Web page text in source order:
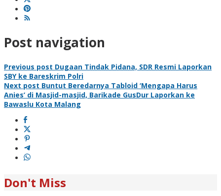
Post navigation
Previous post Dugaan Tindak Pidana, SDR Resmi Laporkan
SBY ke Bareskrim Polri
Next post Buntut Beredarnya Tabloid ‘Mengapa Harus
Anies’ di Masjid-masjid, Barikade GusDur Laporkan ke
Bawaslu Kota Malang
Don't Miss